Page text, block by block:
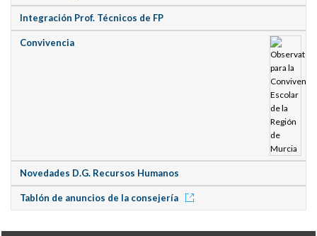
Integración Prof. Técnicos de FP
Convivencia
Novedades D.G. Recursos Humanos
Tablón de anuncios de la consejería